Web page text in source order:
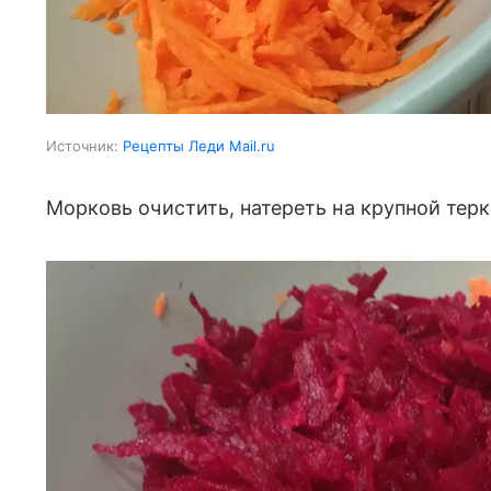
Источник: Рецепты Леди Mail.ru
Морковь очистить, натереть на крупной